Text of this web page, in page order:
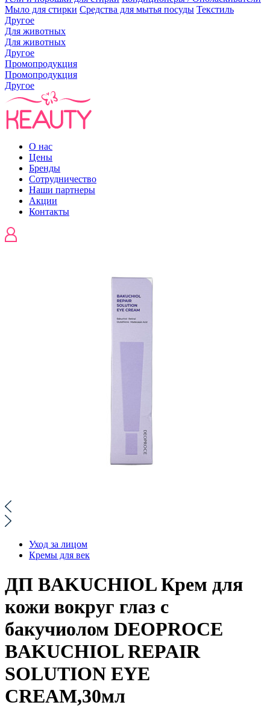
Мыло для стирки Средства для мытья посуды Текстиль
Другое
Для животных
Для животных
Другое
Промопродукция
Промопродукция
Другое
О нас
Цены
Бренды
Сотрудничество
Наши партнеры
Акции
Контакты
Уход за лицом
Кремы для век
ДП BAKUCHIOL Крем для
кожи вокруг глаз с
бакучиолом DEOPROCE
BAKUCHIOL REPAIR
SOLUTION EYE
CREAM,30мл